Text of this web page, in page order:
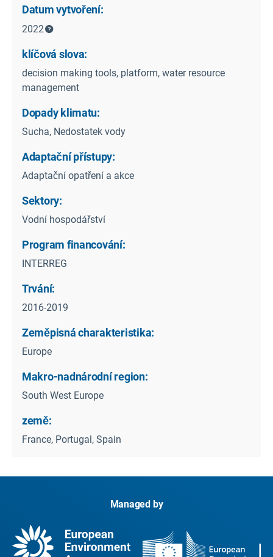
Datum vytvoření:
2022
klíčová slova:
decision making tools, platform, water resource
management
Dopady klimatu:
Sucha, Nedostatek vody
Adaptační přístupy:
Adaptační opatření a akce
Sektory:
Vodní hospodářství
Program financování:
INTERREG
Trvání:
2016-2019
Zeměpisná charakteristika:
Europe
Makro-nadnárodní region:
South West Europe
země:
France, Portugal, Spain
Managed by